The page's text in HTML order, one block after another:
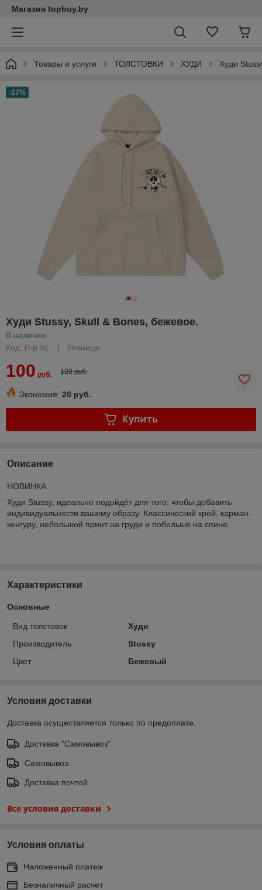
Магазин topbuy.by
Товары и услуги ТОЛСТОВКИ ХУДИ Худи
-17%
Худи Stussy, Skull & Bones, бежевое.
В наличии
Код: Р-р XL
Розница
100 руб. 120 руб.
Экономия: 20 руб.
Купить
Описание
НОВИНКА.
Худи Stussy, идеально подойдёт для того, чтобы добавить
индивидуальности вашему образу. Классический крой, карман-
кенгуру, небольшой принт на груди и побольше на спине.
Характеристики
Основные
Вид толстовок
Худи
Производитель
Stussy
Цвет
Бежевый
Условия доставки
Доставка осуществляется только по предоплате.
Доставка "Самовывоз"
Самовывоз.
Доставка почтой
Все условия доставки
Условия оплаты
Наложенный платеж
Безналичный расчет